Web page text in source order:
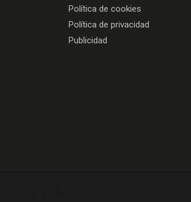
Política de cookies
Política de privacidad
Publicidad